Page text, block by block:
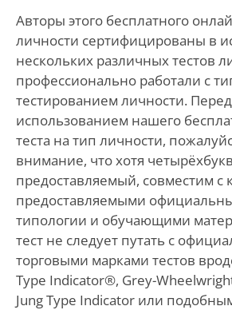
Авторы этого бесплатного
личности сертифицированы в
нескольких различных тестов
профессионально работали с
тестированием личности. Перед
использованием нашего
теста на тип личности,
внимание, что хотя
предоставляемый, совместим с
предоставляемыми
типологии и обучающими
тест не следует путать с
торговыми марками тестов
Type Indicator®, Grey-
Jung Type Indicator или